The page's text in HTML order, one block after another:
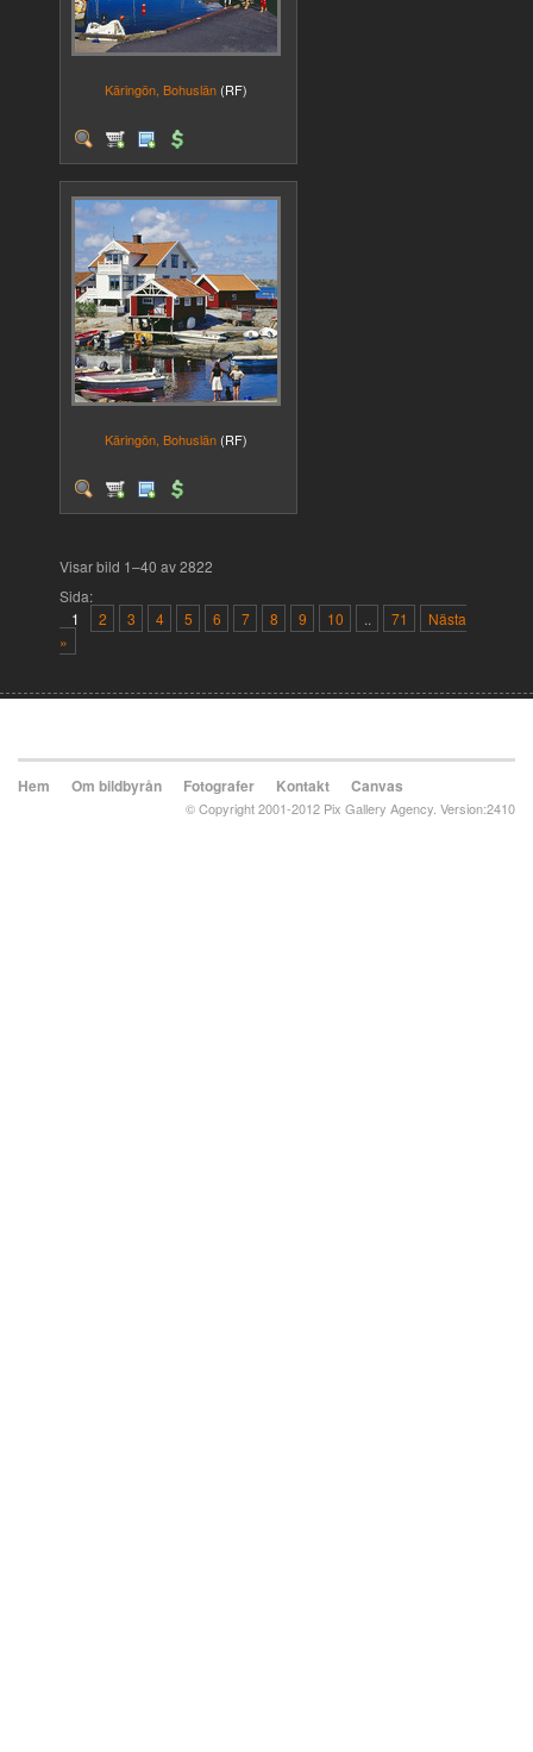
Käringön, Bohuslän (RF)
Käringön, Bohuslän (RF)
Visar bild 1–40 av 2822
Sida:
1
2 3 4 5 6 7 8 9 10 .. 71
Nästa
»
Hem Om bildbyrån Fotografer Kontakt Canvas
© Copyright 2001-2012 Pix Gallery Agency. Version:2410